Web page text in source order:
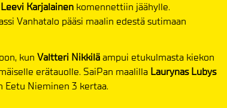
Leevi Karjalainen komennettiin jäähylle.
Vanhatalo pääsi maalin edestä sutimaan
kun Valtteri Nikkiläampui etukulmasta kiekon
erätauolle. SaiPan maalilla Laurynas Lubys
Eetu Nieminen 3 kertaa.